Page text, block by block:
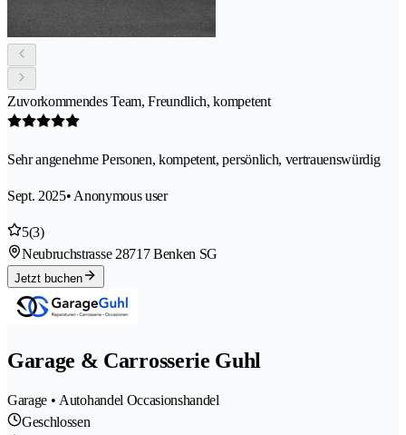
Zuvorkommendes Team, Freundlich, kompetent
Sehr angenehme Personen, kompetent, persönlich, vertrauenswürdig
Sept. 2025• Anonymous user
5(3)
Neubruchstrasse 28717 Benken SG
Jetzt buchen
Garage & Carrosserie Guhl
Garage • Autohandel Occasionshandel
Geschlossen